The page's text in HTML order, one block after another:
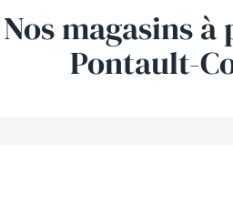
Nos magasinsà
Pontault-